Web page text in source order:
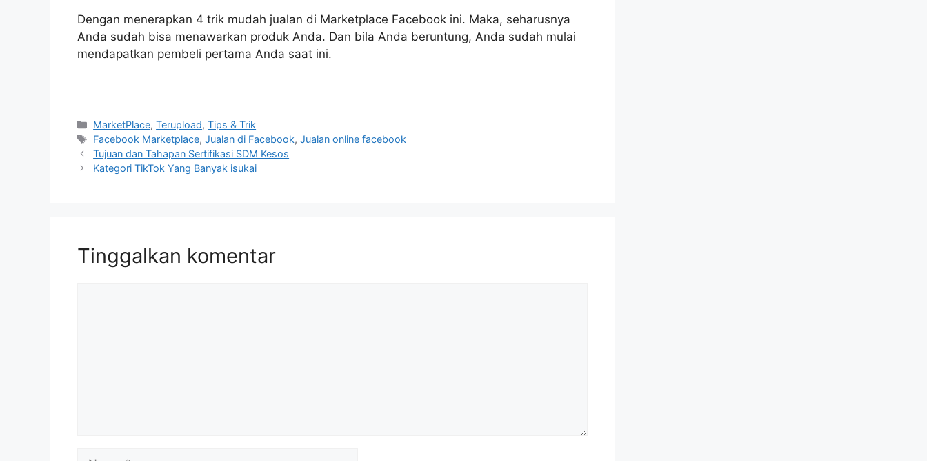
Dengan menerapkan 4 trik mudah jualan di Marketplace Facebook ini. Maka, seharusnya
Anda sudah bisa menawarkan produk Anda. Dan bila Anda beruntung, Anda sudah mulai
mendapatkan pembeli pertama Anda saat ini.
Kategori
MarketPlace,Terupload,Tips & Trik
Tag
Facebook Marketplace,Jualan di Facebook,Jualan online facebook
Tujuan dan Tahapan Sertifikasi SDM Kesos
Kategori TikTok Yang Banyak isukai
Tinggalkan komentar